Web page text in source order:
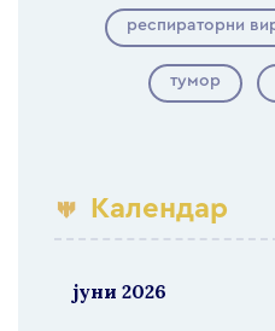
респираторни
тумор
Календар
јуни 2026